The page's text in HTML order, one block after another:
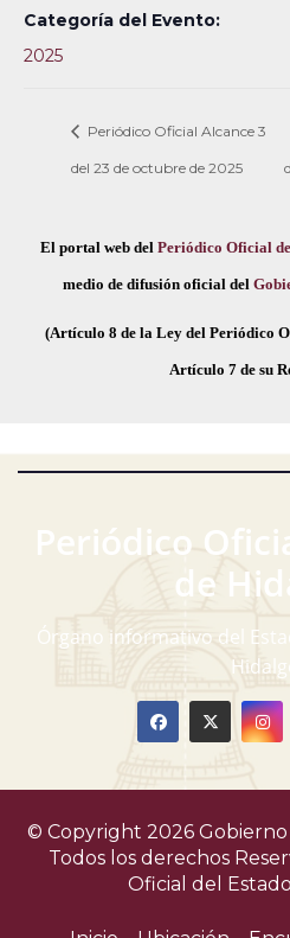
Categoría del Evento:
2025
Periódico Oficial Alcance 3
del 23 de octubre de 2025
El portal web del Periódico Oficial
medio de difusión oficial del
(Artículo 8 de la Ley del Periódico
Artículo 7 de su
Periódico
de
Órgano informativo del
© Copyright 2026
Todos los derechos
Oficial del